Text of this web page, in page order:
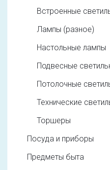
Встроенные
Лампы (разное)
Настольные лампы
Подвесные
Потолочные
Технические
Торшеры
Посуда и приборы
Предметы быта